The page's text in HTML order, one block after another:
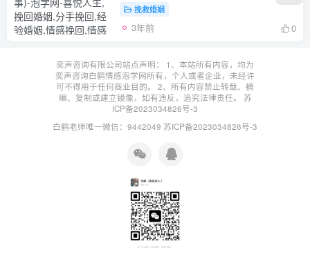
挽救婚姻
3年前 0
奕声咨询有限公司站点声明： 1、本站所有内容，均为
奕声咨询白鹤情感泡学网所有，个人或者企业，未经许
可不得用于任何商业目的。 2、所有内容禁止转载、摘
编、复制或建立镜像，如有违反，追究法律责任。 苏
ICP备2023034826号-3
白鹤老师唯一微信：9442049 苏ICP备2023034826号-3